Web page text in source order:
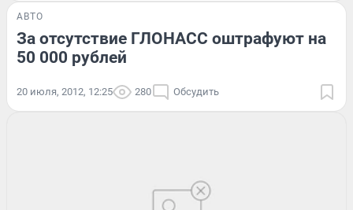
АВТО
За отсутствие ГЛОНАСС оштрафуют на
50 000 рублей
20 июля, 2012, 12:25 280 Обсудить